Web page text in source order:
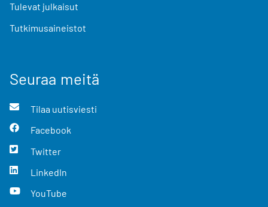
Tulevat julkaisut
Tutkimusaineistot
Seuraa meitä
Tilaa uutisviesti
Facebook
Twitter
LinkedIn
YouTube